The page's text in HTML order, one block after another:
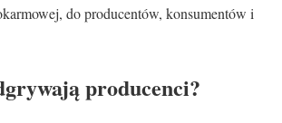
do producentów, konsumentów i
producenci?